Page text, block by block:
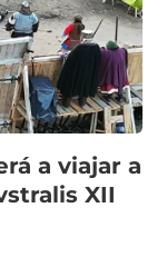
a viajar a
XII